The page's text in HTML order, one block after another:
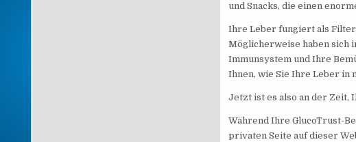
und Snacks, die einen
Ihre Leber fungiert als
Möglicherweise haben sich
Immunsystem und Ihre
Ihnen, wie Sie Ihre Leber in
Jetzt ist es also an der Zeit,
Während Ihre GlucoTrust-
privaten Seite auf dieser